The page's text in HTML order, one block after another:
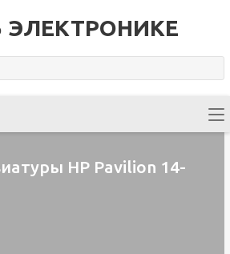
ЭЛЕКТРОНИКЕ
HP Pavilion 14-